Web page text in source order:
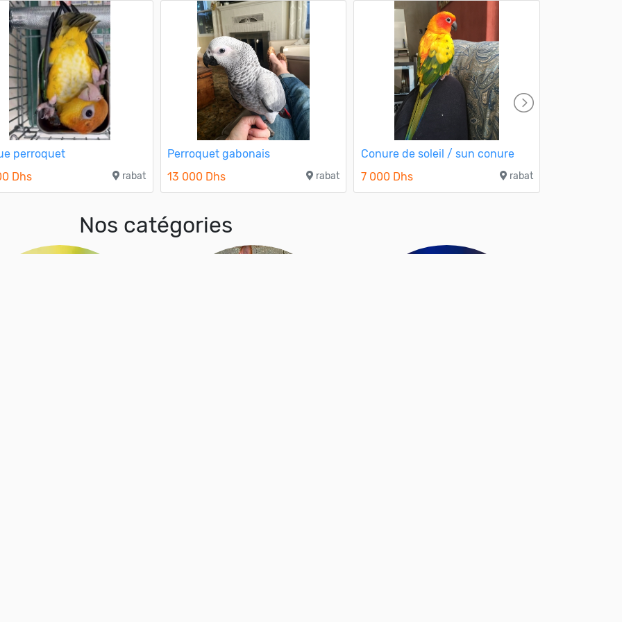
perroquet
Dhs
rabat
Perroquet gabonais
13 000 Dhs
rabat
Conure de soleil / sun conure
7 000 Dhs
rabat
Nos catégories